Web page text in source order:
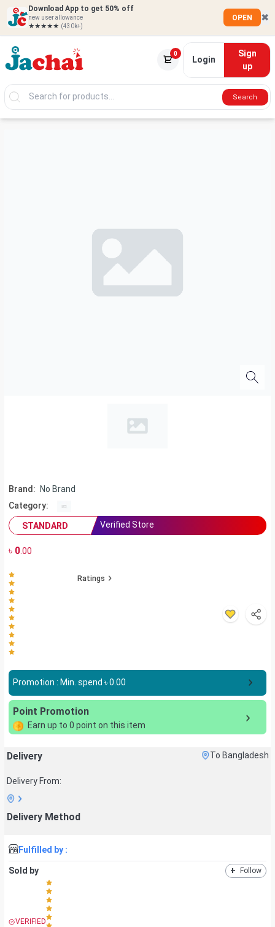
Download App to get 50% off
new user allowance
★★★★★ (430k+)
OPEN ✖
0
Login
Sign
up
Search
Brand:
No Brand
Category:
STANDARD
Verified Store
৳ 0.00
Ratings
Promotion : Min. spend ৳0.00
Point Promotion
Earn up to 0 point on this item
Delivery To Bangladesh
Delivery From:
Delivery Method
Fulfilled by :
Sold by + Follow
VERIFIED